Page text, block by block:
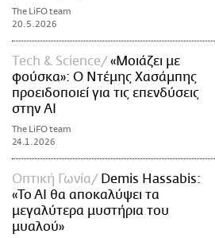
The LiFO team
20.5.2026
Τech & Science
«Μοιάζει με
φούσκα»: Ο Ντέμης Χασάμπης
προειδοποιεί για τις επενδύσεις
στην AI
The LiFO team
24.1.2026
Οπτική Γωνία
Demis Hassabis:
«To AI θα αποκαλύψει τα
μεγαλύτερα μυστήρια του
μυαλού»